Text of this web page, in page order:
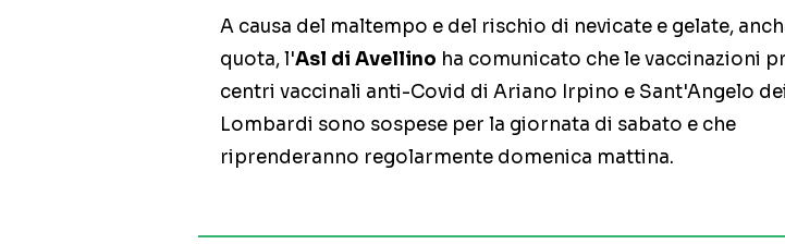
A causa del maltempo e del rischio di nevicate e gelate,
quota, l'Asl di Avellino ha comunicato che le vaccinazioni
centri vaccinali anti-Covid di Ariano Irpino e Sant'Angelo dei
Lombardi sono sospese per la giornata di sabato e che
riprenderanno regolarmente domenica mattina.